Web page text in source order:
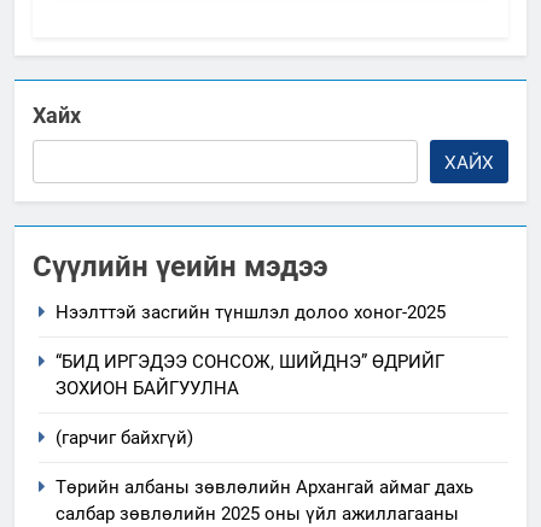
Хайх
ХАЙХ
Сүүлийн үеийн мэдээ
Нээлттэй засгийн түншлэл долоо хоног-2025
“БИД ИРГЭДЭЭ СОНСОЖ, ШИЙДНЭ” ӨДРИЙГ
ЗОХИОН БАЙГУУЛНА
(гарчиг байхгүй)
Төрийн албаны зөвлөлийн Архангай аймаг дахь
салбар зөвлөлийн 2025 оны үйл ажиллагааны